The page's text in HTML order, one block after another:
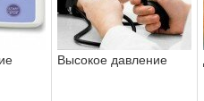
Высокое давление